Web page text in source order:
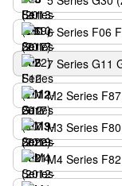
6 Series F06
7 Series G11
M2 Series
M3 Series
M4 Series